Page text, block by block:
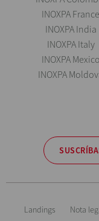
INOXPA France
INOXPA India
INOXPA Italy
INOXPA Mexico
INOXPA
Landings Nota